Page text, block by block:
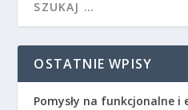
OSTATNIE WPISY
Pomysły na funkcjonalne